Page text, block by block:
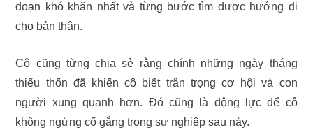
đoạn khó khăn nhất và từng bước tìm được hướng đi
cho bản thân.
Cô cũng từng chia sẻ rằng chính những ngày tháng
thiếu thốn đã khiến cô biết trân trọng cơ hội và con
người xung quanh hơn. Đó cũng là động lực để cô
không ngừng cố gắng trong sự nghiệp sau này.